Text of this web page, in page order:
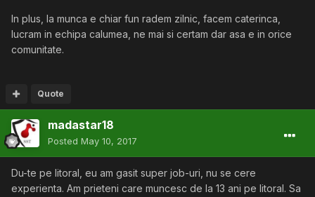
In plus, la munca e chiar fun radem zilnic, facem caterinca,
lucram in echipa calumea, ne mai si certam dar asa e in orice
comunitate.
Quote
madastar18
Posted May 10, 2017
Du-te pe litoral, eu am gasit super job-uri, nu se cere
experienta. Am prieteni care muncesc de la 13 ani pe litoral. Sa